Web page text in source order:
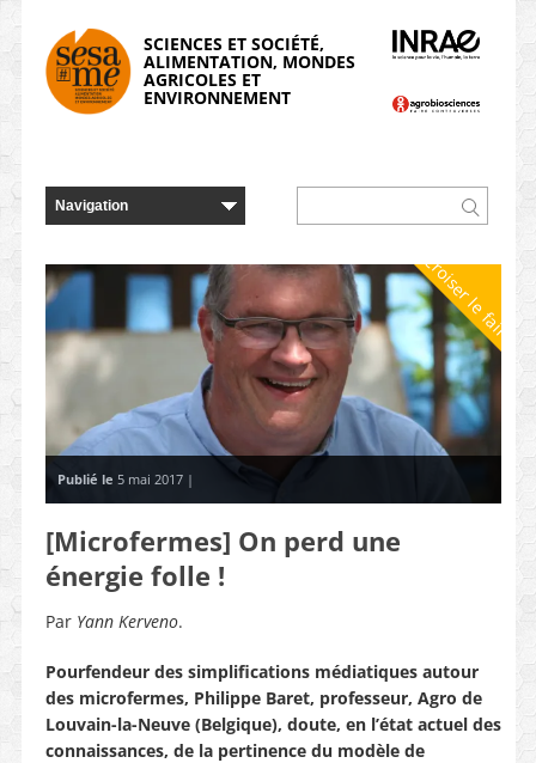
SCIENCES ET SOCIÉTÉ,
ALIMENTATION, MONDES
AGRICOLES ET
ENVIRONNEMENT
Croiser le faire
Publié le 5 mai 2017 |
[Microfermes] On perd une
énergie folle !
ParYann Kerveno.
Pourfendeur des simplifications médiatiques autour
des microfermes, Philippe Baret, professeur, Agro de
Louvain-la-Neuve (Belgique), doute, en l’état actuel des
connaissances, de la pertinence du modèle de